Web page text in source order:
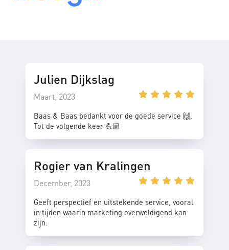
Julien Dijkslag
Maart, 2023
Baas & Baas bedankt voor de goede service 🙌.
Tot de volgende keer 💪🏼
Rogier van Kralingen
December, 2023
Geeft perspectief en uitstekende service, vooral
in tijden waarin marketing overweldigend kan
zijn.